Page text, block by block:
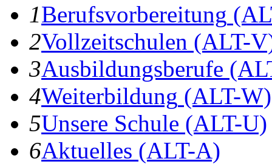
1Berufsvorbereitung
2Vollzeitschulen (ALT-
3Ausbildungsberufe
4Weiterbildung (ALT-W)
5Unsere Schule (ALT-U)
6Aktuelles (ALT-A)